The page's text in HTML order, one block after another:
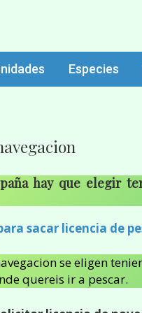
pesca, cebos, señuelos.
Especies
hay que elegir
sacar licencia de
se eligen
quereis ir a pescar.